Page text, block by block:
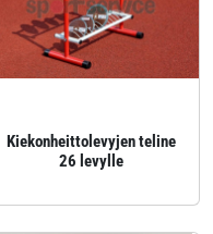
Kiekonheittolevyjen teline
26 levylle